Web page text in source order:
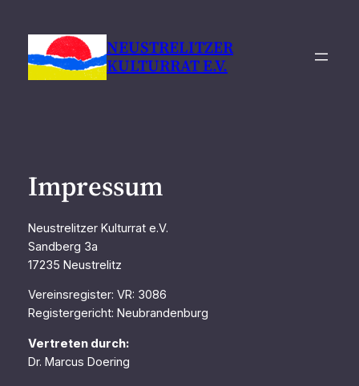
Inhalt
springen
NEUSTRELITZER
KULTURRAT E.V.
Impressum
Neustrelitzer Kulturrat e.V.
Sandberg 3a
17235 Neustrelitz
Vereinsregister: VR: 3086
Registergericht: Neubrandenburg
Vertreten durch:
Dr. Marcus Doering